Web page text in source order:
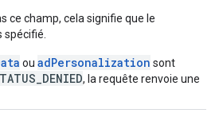
ce champ, cela signifie que le
ou adPersonalization sont
, la requête renvoie une